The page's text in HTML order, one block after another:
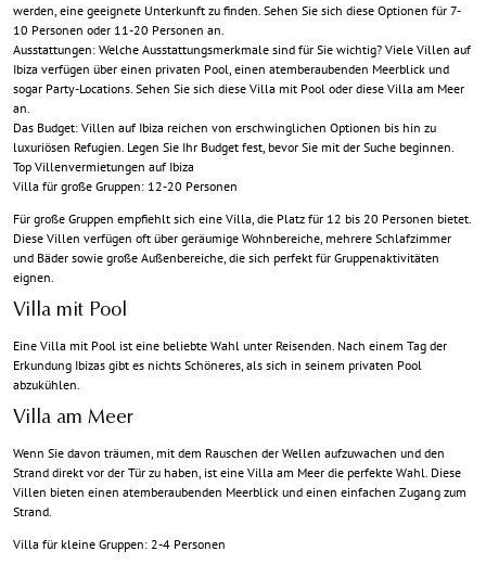
werden, eine geeignete Unterkunft zu finden. Sehen Sie sich diese Optionen für 7-
10 Personen oder 11-20 Personen an.
Ausstattungen: Welche Ausstattungsmerkmale sind für Sie wichtig? Viele Villen auf
Ibiza verfügen über einen privaten Pool, einen atemberaubenden Meerblick und
sogar Party-Locations. Sehen Sie sich diese Villa mit Pool oder diese Villa am Meer
an.
Das Budget: Villen auf Ibiza reichen von erschwinglichen Optionen bis hin zu
luxuriösen Refugien. Legen Sie Ihr Budget fest, bevor Sie mit der Suche beginnen.
Top Villenvermietungen auf Ibiza
Villa für große Gruppen: 12-20 Personen
Für große Gruppen empfiehlt sich eine Villa, die Platz für 12 bis 20 Personen bietet.
Diese Villen verfügen oft über geräumige Wohnbereiche, mehrere Schlafzimmer
und Bäder sowie große Außenbereiche, die sich perfekt für Gruppenaktivitäten
eignen.
Villa mit Pool
Eine Villa mit Pool ist eine beliebte Wahl unter Reisenden. Nach einem Tag der
Erkundung Ibizas gibt es nichts Schöneres, als sich in seinem privaten Pool
abzukühlen.
Villa am Meer
Wenn Sie davon träumen, mit dem Rauschen der Wellen aufzuwachen und den
Strand direkt vor der Tür zu haben, ist eine Villa am Meer die perfekte Wahl. Diese
Villen bieten einen atemberaubenden Meerblick und einen einfachen Zugang zum
Strand.
Villa für kleine Gruppen: 2-4 Personen